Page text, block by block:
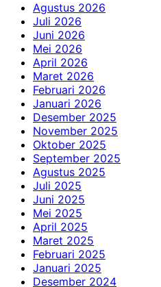
Agustus 2026
Juli 2026
Juni 2026
Mei 2026
April 2026
Maret 2026
Februari 2026
Januari 2026
Desember 2025
November 2025
Oktober 2025
September 2025
Agustus 2025
Juli 2025
Juni 2025
Mei 2025
April 2025
Maret 2025
Februari 2025
Januari 2025
Desember 2024